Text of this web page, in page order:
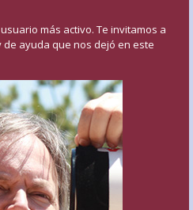
más activo. Te invitamos a
ayuda que nos dejó en este